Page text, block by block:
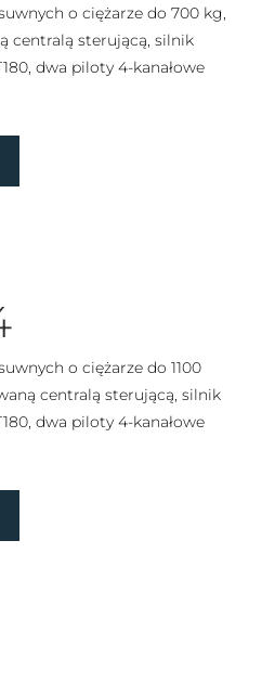
o ciężarze do 700 kg,
centralą sterującą, silnik
dwa piloty 4-kanałowe
o ciężarze do 1100
centralą sterującą, silnik
dwa piloty 4-kanałowe